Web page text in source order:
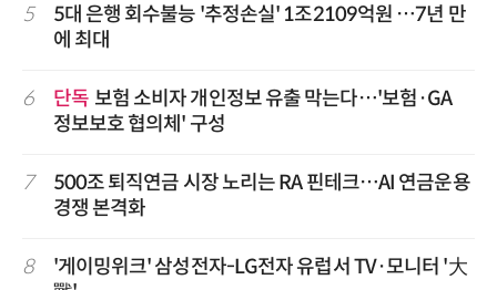
5
5대 은행 회수불능 '추정손실' 1조2109억원 …7년 만
에 최대
6 단독 보험 소비자 개인정보 유출 막는다…'보험·GA
정보보호 협의체' 구성
7
500조 퇴직연금 시장 노리는 RA 핀테크…AI 연금운용
경쟁 본격화
8
'게이밍위크' 삼성전자-LG전자 유럽서 TV·모니터 '大